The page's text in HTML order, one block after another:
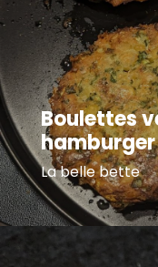
Boulettes
hamburger
La belle bette